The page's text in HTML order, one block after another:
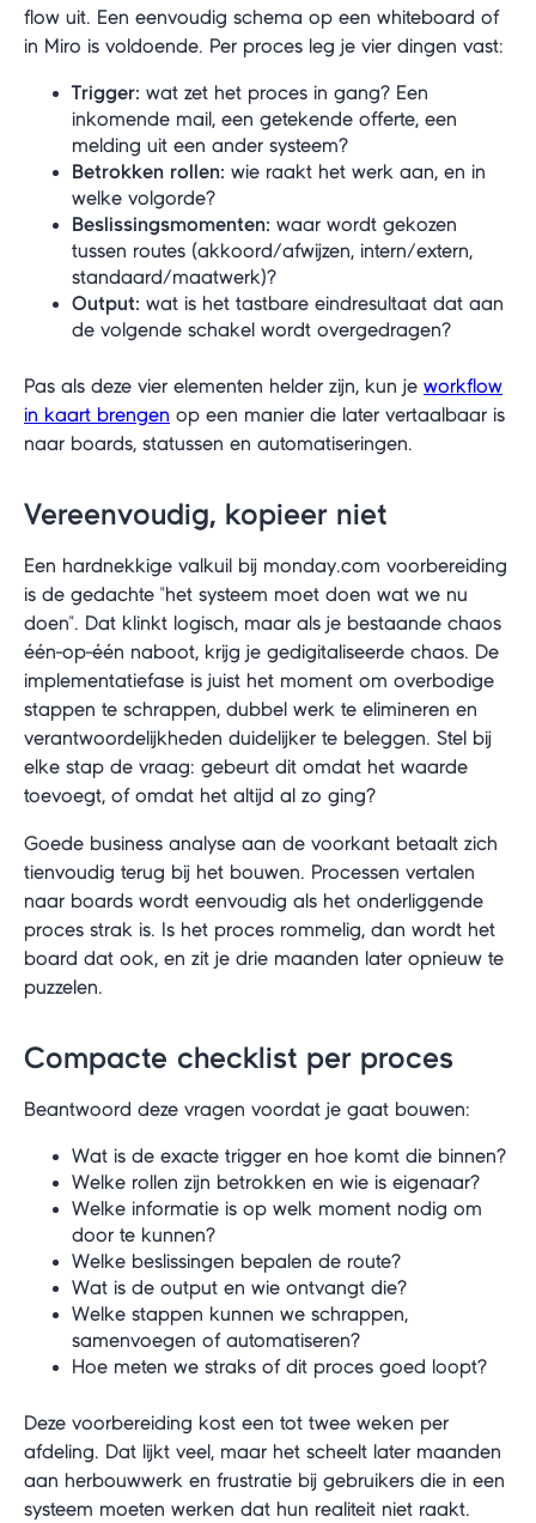
flow uit. Een eenvoudig schema op een whiteboard of
in Miro is voldoende. Per proces leg je vier dingen vast:
Trigger: wat zet het proces in gang? Een
inkomende mail, een getekende offerte, een
melding uit een ander systeem?
Betrokken rollen: wie raakt het werk aan, en in
welke volgorde?
Beslissingsmomenten: waar wordt gekozen
tussen routes (akkoord/afwijzen, intern/extern,
standaard/maatwerk)?
Output: wat is het tastbare eindresultaat dat aan
de volgende schakel wordt overgedragen?
Pas als deze vier elementen helder zijn, kun je workflow
in kaart brengen op een manier die later vertaalbaar is
naar boards, statussen en automatiseringen.
Vereenvoudig, kopieer niet
Een hardnekkige valkuil bij monday.com voorbereiding
is de gedachte "het systeem moet doen wat we nu
doen". Dat klinkt logisch, maar als je bestaande chaos
één-op-één naboot, krijg je gedigitaliseerde chaos. De
implementatiefase is juist het moment om overbodige
stappen te schrappen, dubbel werk te elimineren en
verantwoordelijkheden duidelijker te beleggen. Stel bij
elke stap de vraag: gebeurt dit omdat het waarde
toevoegt, of omdat het altijd al zo ging?
Goede business analyse aan de voorkant betaalt zich
tienvoudig terug bij het bouwen. Processen vertalen
naar boards wordt eenvoudig als het onderliggende
proces strak is. Is het proces rommelig, dan wordt het
board dat ook, en zit je drie maanden later opnieuw te
puzzelen.
Compacte checklist per proces
Beantwoord deze vragen voordat je gaat bouwen:
Wat is de exacte trigger en hoe komt die binnen?
Welke rollen zijn betrokken en wie is eigenaar?
Welke informatie is op welk moment nodig om
door te kunnen?
Welke beslissingen bepalen de route?
Wat is de output en wie ontvangt die?
Welke stappen kunnen we schrappen,
samenvoegen of automatiseren?
Hoe meten we straks of dit proces goed loopt?
Deze voorbereiding kost een tot twee weken per
afdeling. Dat lijkt veel, maar het scheelt later maanden
aan herbouwwerk en frustratie bij gebruikers die in een
systeem moeten werken dat hun realiteit niet raakt.